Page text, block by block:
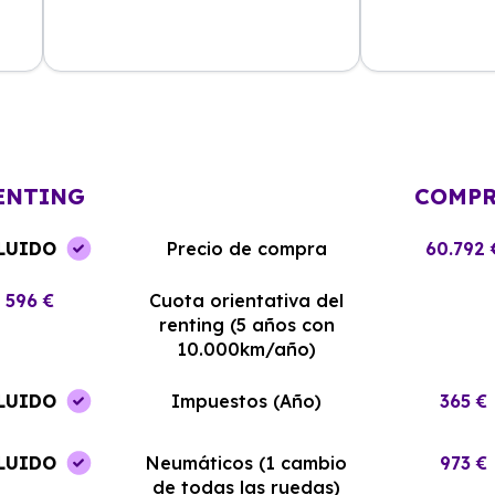
Precio de compra 60.792
596 €
Cuota orientativa del
renting (5 años con
10.000km/año)
Impuestos (Año) 365 €
Neumáticos (1 cambio
de todas las ruedas)
973 €